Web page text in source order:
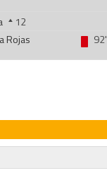
12
Rojas 92'